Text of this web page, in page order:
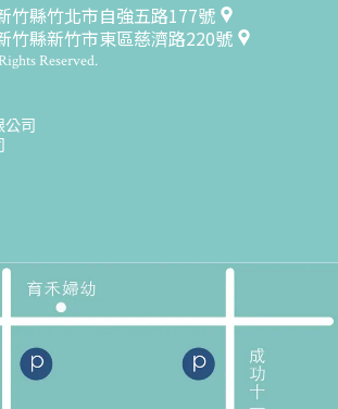
竹縣竹北市自強五路177號
竹縣新竹市東區慈濟路220號
Reserved.
公司